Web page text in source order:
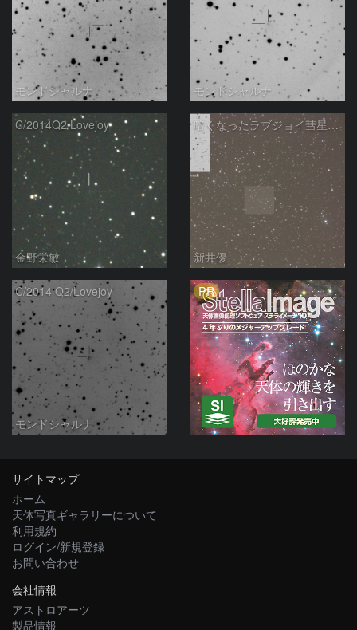
モンドシャルナ モンドシャルナ
C/2014Q2 Lovejoy
金野栄敏
暗くなったラブジョイ彗星の予報位置
新井優
C/2014 Q2/Lovejoy
モンドシャルナ
PR
サイトマップ
ホーム
天体写真ギャラリーについて
利用規約
ログイン/新規登録
お問い合わせ
会社情報
アストロアーツ
製品情報